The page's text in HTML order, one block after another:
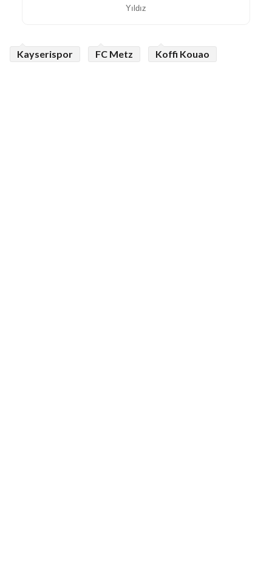
Yıldız
Kayserispor FC Metz Koffi Kouao